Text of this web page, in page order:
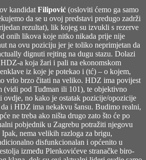
kandidat Filipović (osloviti ćemo ga samo
da se u ovoj predstavi predugo zadrži
rezultat), lik kojeg su izvukli s rezerve
onih likova koje nitko nikada prije nije
na ovu poziciju jer je toliko neprimjetan da
dignuti rejting na dugu stazu. Dolazi
a koja žari i pali na ekonomskom
iz koje je potekao i (tć) – o kojem,
vrlo brzo čitati na veliko. HDZ ima povijest
(vidi pod Tuđman ili 101), te objektivno
ovdje, no kako je ostatak pozicije/opozicije
i HDZ ima nekakvu šansu. Budimo realni,
ne treba ako ništa drugo zato što će po
pobjednik u Zagrebu potražiti njegovu
nema velikih razloga za brigu,
disfunkcionalan i općenito u
između Plenkovićeve stranačke biro-